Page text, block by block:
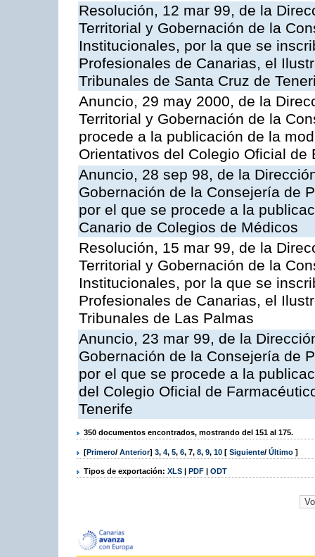
Resolución, 12 mar 99, de la
Territorial y Gobernación de la
Institucionales, por la que se
Profesionales de Canarias, el
Tribunales de Santa Cruz de
Anuncio, 29 may 2000, de la
Territorial y Gobernación de la
procede a la publicación de la
Orientativos del Colegio Oficial
Anuncio, 28 sep 98, de la
Gobernación de la Consejería de
por el que se procede a la
Canario de Colegios de Médicos
Resolución, 15 mar 99, de la
Territorial y Gobernación de la
Institucionales, por la que se
Profesionales de Canarias, el
Tribunales de Las Palmas
Anuncio, 23 mar 99, de la
Gobernación de la Consejería de
por el que se procede a la
del Colegio Oficial de
Tenerife
350 documentos encontrados, mostrando del 151 al 175.
[Primero/ Anterior] 3, 4, 5, 6, 7, 8, 9, 10 [ Siguiente/ Último ]
Tipos de exportación: XLS | PDF | ODT